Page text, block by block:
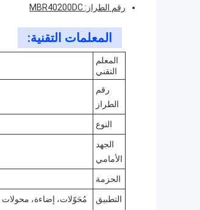
رقم الطراز: MBR40200DC
المعلمات التقنية:
المعلم
التقني
رقم
الطراز
النوع
الجهد
الأمامي
الحزمة
التطبيق
مُحَوّلات، إضاءة، محولات